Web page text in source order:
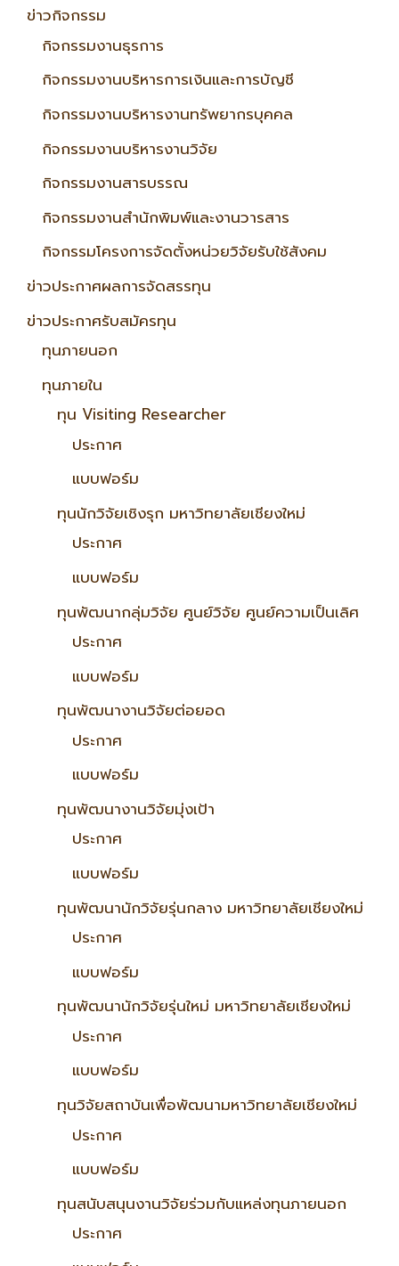
ข่าวกิจกรรม
กิจกรรมงานธุรการ
กิจกรรมงานบริหารการเงินและการบัญชี
กิจกรรมงานบริหารงานทรัพยากรบุคคล
กิจกรรมงานบริหารงานวิจัย
กิจกรรมงานสารบรรณ
กิจกรรมงานสำนักพิมพ์และงานวารสาร
กิจกรรมโครงการจัดตั้งหน่วยวิจัยรับใช้สังคม
ข่าวประกาศผลการจัดสรรทุน
ข่าวประกาศรับสมัครทุน
ทุนภายนอก
ทุนภายใน
ทุน Visiting Researcher
ประกาศ
แบบฟอร์ม
ทุนนักวิจัยเชิงรุก มหาวิทยาลัยเชียงใหม่
ประกาศ
แบบฟอร์ม
ทุนพัฒนากลุ่มวิจัย ศูนย์วิจัย ศูนย์ความเป็นเลิศ
ประกาศ
แบบฟอร์ม
ทุนพัฒนางานวิจัยต่อยอด
ประกาศ
แบบฟอร์ม
ทุนพัฒนางานวิจัยมุ่งเป้า
ประกาศ
แบบฟอร์ม
ทุนพัฒนานักวิจัยรุ่นกลาง มหาวิทยาลัยเชียงใหม่
ประกาศ
แบบฟอร์ม
ทุนพัฒนานักวิจัยรุ่นใหม่ มหาวิทยาลัยเชียงใหม่
ประกาศ
แบบฟอร์ม
ทุนวิจัยสถาบันเพื่อพัฒนามหาวิทยาลัยเชียงใหม่
ประกาศ
แบบฟอร์ม
ทุนสนับสนุนงานวิจัยร่วมกับแหล่งทุนภายนอก
ประกาศ